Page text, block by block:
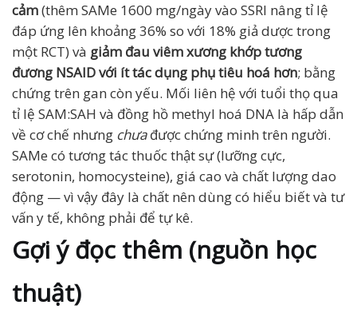
cảm(thêm SAMe 1600 mg/ngày vào SSRI nâng tỉ lệ
đáp ứng lên khoảng 36% so với 18% giả dược trong
một RCT) và giảm đau viêm xương khớp tương
đương NSAID với ít tác dụng phụ tiêu hoá hơn; bằng
chứng trên gan còn yếu. Mối liên hệ với tuổi thọ qua
tỉ lệ SAM:SAH và đồng hồ methyl hoá DNA là hấp dẫn
về cơ chế nhưng chưađược chứng minh trên người.
SAMe có tương tác thuốc thật sự (lưỡng cực,
serotonin, homocysteine), giá cao và chất lượng dao
động — vì vậy đây là chất nên dùng có hiểu biết và tư
vấn y tế, không phải để tự kê.
Gợi ý đọc thêm (nguồn học
thuật)